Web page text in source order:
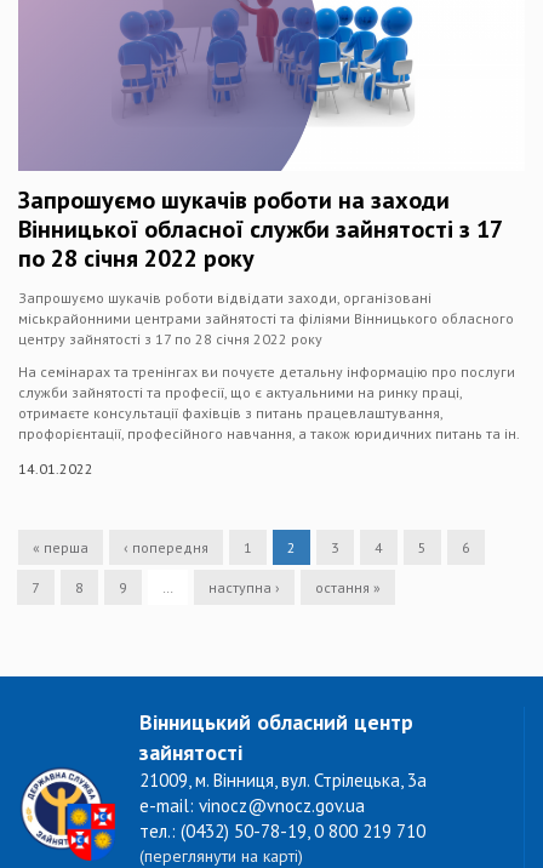
Запрошуємо шукачів роботи на заходи
Вінницької обласної служби зайнятості з 17
по 28 січня 2022 року
Запрошуємо шукачів роботи відвідати заходи, організовані
міськрайонними центрами зайнятості та філіями Вінницького обласного
центру зайнятості з 17 по 28 січня 2022 року
На семінарах та тренінгах ви почуєте детальну інформацію про послуги
служби зайнятості та професії, що є актуальними на ринку праці,
отримаєте консультації фахівців з питань працевлаштування,
профорієнтації, професійного навчання, а також юридичних питань та ін.
14.01.2022
« перша ‹ попередня 1 2 3 4 5 6
7 8 9 … наступна › остання »
Вінницький обласний центр
зайнятості
21009, м. Вінниця, вул. Стрілецька, 3а
e-mail: vinocz@vnocz.gov.ua
тел.: (0432) 50-78-19, 0 800 219 710
(переглянути на карті)